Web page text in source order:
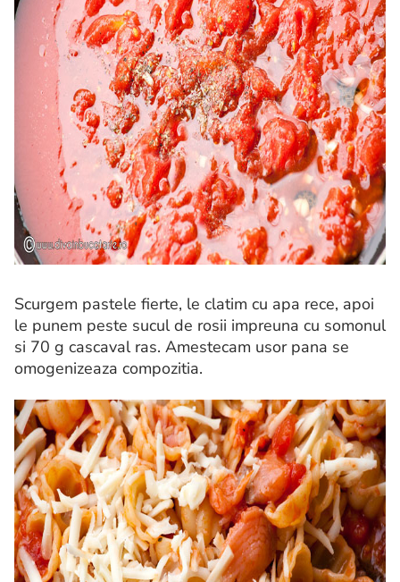
Scurgem pastele fierte, le clatim cu apa rece, apoi
le punem peste sucul de rosii impreuna cu somonul
si 70 g cascaval ras. Amestecam usor pana se
omogenizeaza compozitia.